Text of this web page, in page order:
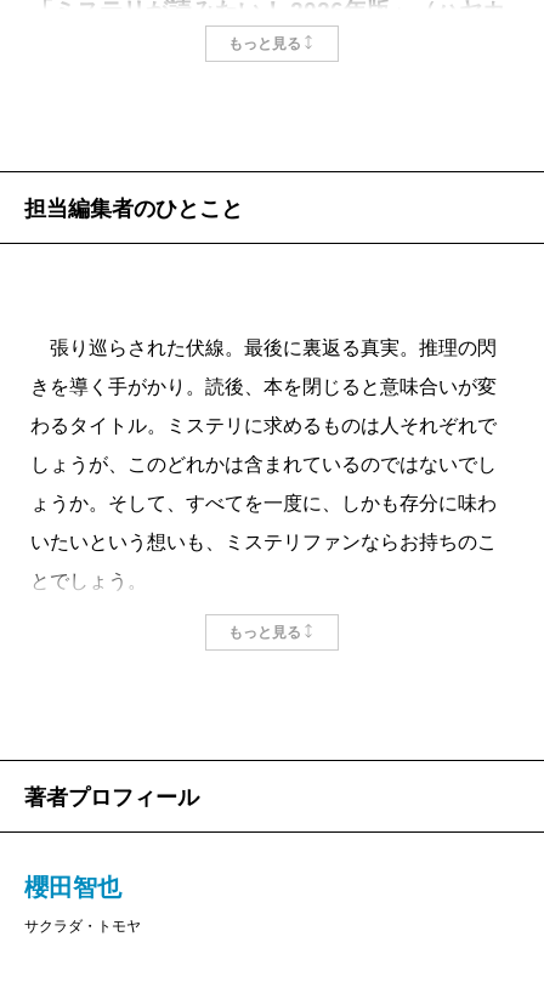
安心を。本作ではこの点にこそ櫻田智也の手腕が存分
のフックもうまかった」と誰かと感想を語り合いたい
また、この作品は警察小説としても独特の骨太さを
備えている。合同捜査をめぐる他署との主導権の綱引
き、因縁の過去を持つ同僚、なぜか口の重い事件関係
者、激務によって歯がゆい距離感の空いた家族――。
日野を悩ませる登場人物たちは、決して事件解決への
ハードルの役割のみで用意されるのではない。なにか
に真剣に向き合い、だからこそ清廉なだけではいられ
ず、互いに簡単に通じ合えず反目することもある。そ
んな単なるキャラクターを超えた生々しい人間の描き
がちな私に、事件とは人の営みと切り離せないものな
お気に入りの登場人物が浮かんでいるはずだ。私のお
気に入りは日野が聞きこみに訪れたバーのマスター。
る。バーのマスターに探りを入れるワンシーンなどは
掛け値なしにかっこよく、ハードボイルド作品として
警察小説の登場人物には常に二面性が求められる。
し読者の共感を喚起する、人間的な側面。器用貧乏な
作家の場合、家庭内不和やハラスメントといった過剰
な要素を盛り込むことで「人間味」を担保しようとす
る。だからフィクションに登場する刑事たちは、妻と
別居中だったり、そりの合わない上司がいたりする。
この手法は国内外問わず警察モノの様式美となり、一
種のマンネリ感にすらつながっている。
櫻田智也のとった手法は異なる。
『失われた貌』に登場する警察官たちは、管轄の軋轢
直な人々だ。そして作者は彼らの行動に、さりげな
く、ささやかな「隙」を挿し込む。星占いを素直に信
言う隣の署の主任。いつも胃薬をもらい損ねる日野。
彼の家庭内で交わされるホットドッグにまつわる議論
「ミステリが読みたい！ 2026年版」（ハヤカ
ワミステリマガジン 2026年1月号）国内篇1
もっと見る
担当編集者のひとこと
張り巡らされた伏線。最後に裏返る真実。推理の閃
きを導く手がかり。読後、本を閉じると意味合いが変
わるタイトル。ミステリに求めるものは人それぞれで
しょうが、このどれかは含まれているのではないでし
ょうか。そして、すべてを一度に、しかも存分に味わ
いたいという想いも、ミステリファンならお持ちのこ
とでしょう。
そんな贅沢な望みが叶う作品がこの『失われた貌』
もちろん、それだけではありません。凄まじく緻密
ない人生、どうにもならない関係性など、人間ドラマ
の魅力がふんだんに盛り込まれています。いや、その
もっと見る
著者プロフィール
櫻田智也
サクラダ・トモヤ